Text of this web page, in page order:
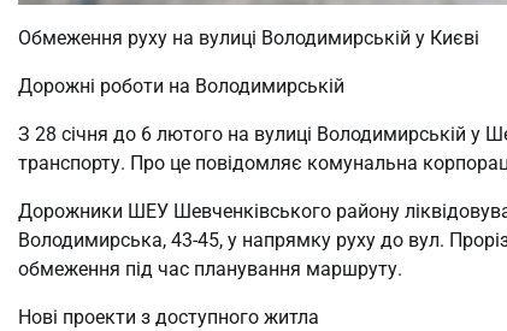
Обмеження руху на вулиці Володимирській у Києві
Дорожні роботи на Володимирській
З 28 січня до 6 лютого на вулиці Володимирській у
транспорту. Про це повідомляє комунальна
Дорожники ШЕУ Шевченківського району
Володимирська, 43-45, у напрямку руху до вул.
обмеження під час планування маршруту.
Нові проекти з доступного житла